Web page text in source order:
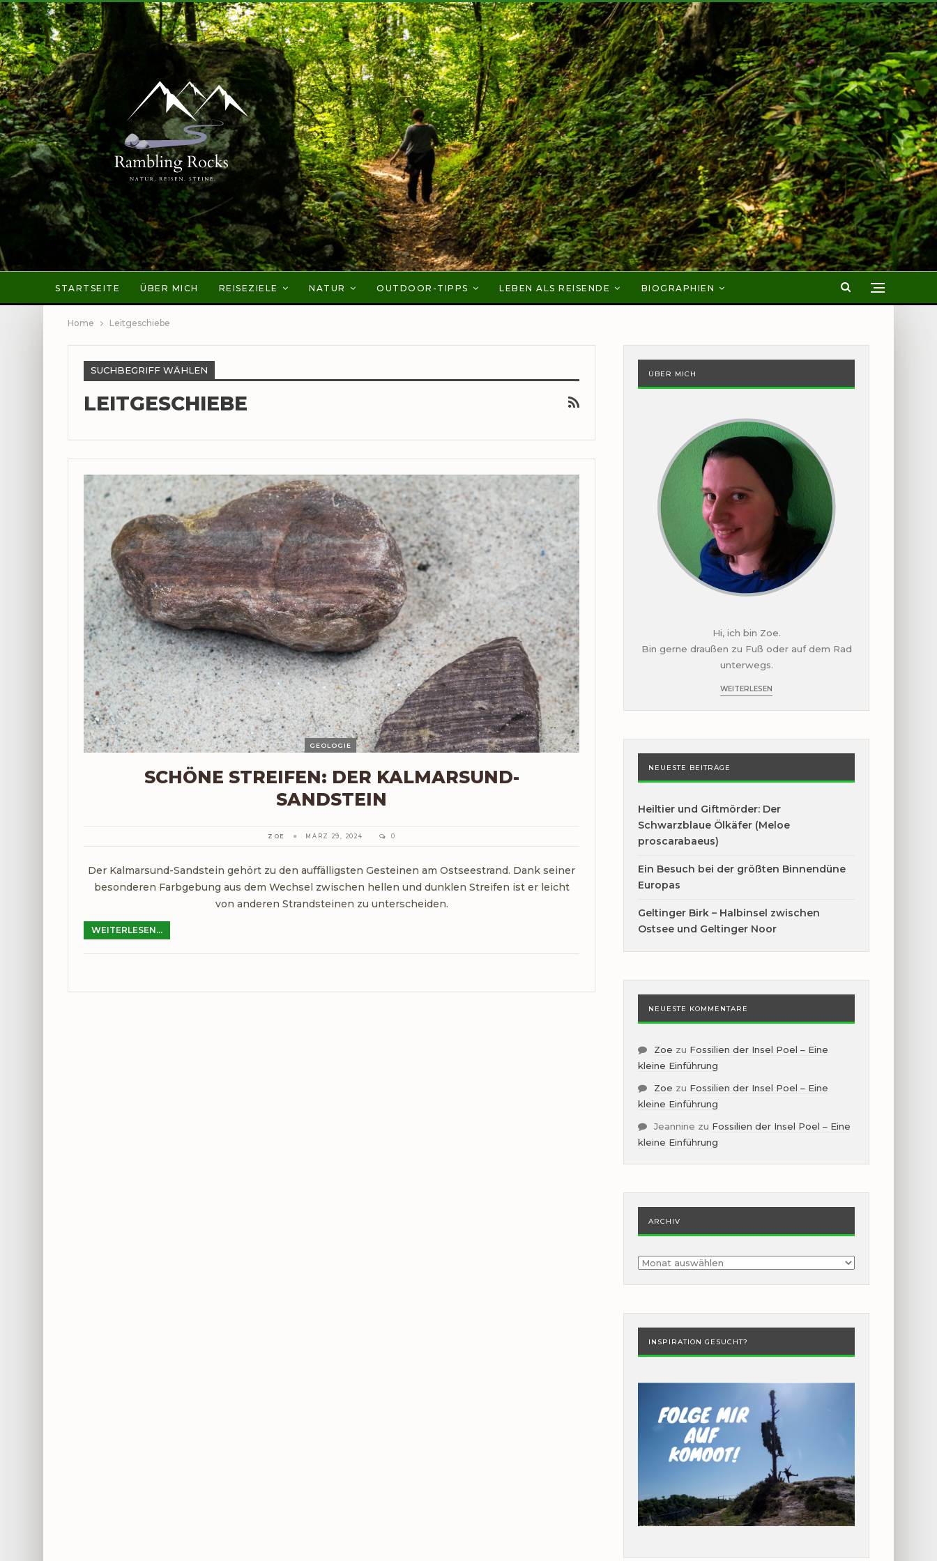
STARTSEITE ÜBER MICH REISEZIELE NATUR OUTDOOR-TIPPS LEBEN ALS REISENDE BIOGRAPHIEN
Home Leitgeschiebe
SUCHBEGRIFF WÄHLEN
LEITGESCHIEBE
GEOLOGIE
SCHÖNE STREIFEN: DER KALMARSUND-
SANDSTEIN
ZOE MÄRZ 29, 2024 0
Der Kalmarsund-Sandstein gehört zu den auffälligsten Gesteinen am Ostseestrand. Dank seiner
besonderen Farbgebung aus dem Wechsel zwischen hellen und dunklen Streifen ist er leicht
von anderen Strandsteinen zu unterscheiden.
WEITERLESEN...
ÜBER MICH
Hi, ich bin Zoe.
Bin gerne draußen zu Fuß oder auf dem Rad
unterwegs.
WEITERLESEN
NEUESTE BEITRÄGE
Heiltier und Giftmörder: Der
Schwarzblaue Ölkäfer (Meloe
proscarabaeus)
Ein Besuch bei der größten Binnendüne
Europas
Geltinger Birk – Halbinsel zwischen
Ostsee und Geltinger Noor
NEUESTE KOMMENTARE
Zoe zu Fossilien der Insel Poel – Eine
kleine Einführung
Zoe zu Fossilien der Insel Poel – Eine
kleine Einführung
Jeannine zu Fossilien der Insel Poel – Eine
kleine Einführung
ARCHIV
Archiv
INSPIRATION GESUCHT?